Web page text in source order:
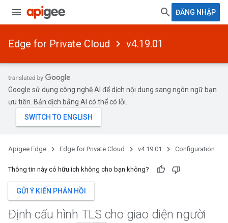
ĐĂNG NHẬP
Edge for Private Cloud v4.19.01
Google sử dụng công nghệ AI để dịch nội dung sang ngôn ngữ bạn
ưu tiên. Bản dịch bằng AI có thể có lỗi.
Apigee Edge Edge for Private Cloud v4.19.01 Configuration
Thông tin này có hữu ích không cho bạn không?
GỬI Ý KIẾN PHẢN HỒI
Định cấu hình TLS cho giao diện người